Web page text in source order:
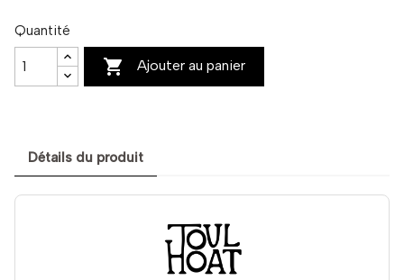
Quantité
 Ajouter au panier
Détails du produit